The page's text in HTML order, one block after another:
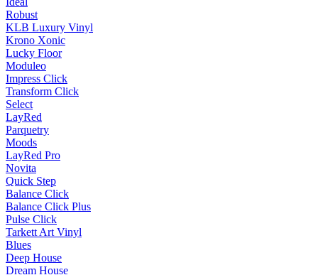
Robust
KLB Luxury Vinyl
Krono Xonic
Lucky Floor
Moduleo
Impress Click
Transform Click
Select
LayRed
Parquetry
Moods
LayRed Pro
Novita
Quick Step
Balance Click
Balance Click Plus
Pulse Click
Tarkett Art Vinyl
Blues
Deep House
Dream House